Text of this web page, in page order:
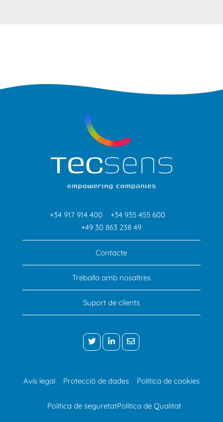
+34 917 914 400
+34 935 455 600
+49 30 863 238 49
Contacte
Treballa amb nosaltres
Suport de clients
Avís legal Protecció de dades Política de cookies
Política de seguretatPolítica de Qualitat